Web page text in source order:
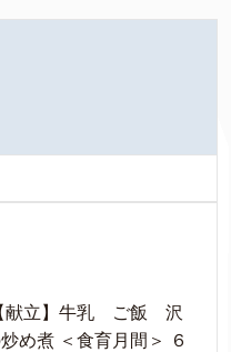
献立】牛乳 ご飯 沢
煮 ＜食育月間＞ ６